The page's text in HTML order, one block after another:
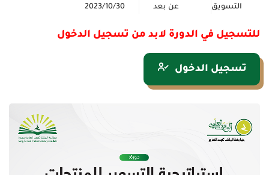
التسويق عن بعد 2023/10/30
للتسجيل في الدورة لابد من تسجيل الدخول
تسجيل الدخول